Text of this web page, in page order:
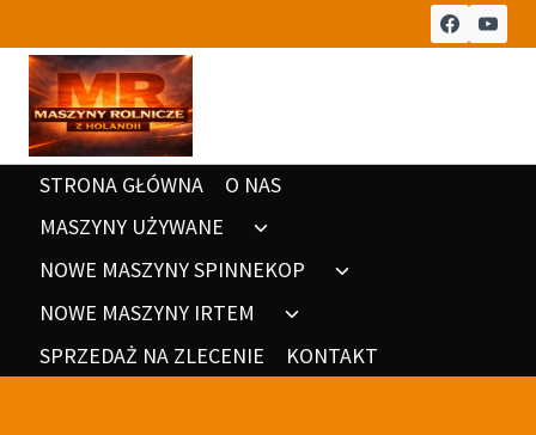
treści
STRONA GŁÓWNA
O NAS
MASZYNY UŻYWANE
Rozwiń
menu
potomne
NOWE MASZYNY SPINNEKOP
Rozwiń
NOWE MASZYNY IRTEM
Rozwiń
menu
potomne
SPRZEDAŻ NA ZLECENIE KONTAKT